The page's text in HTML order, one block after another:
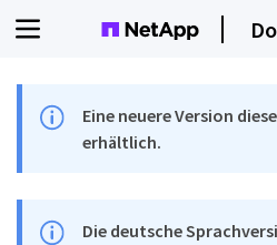
Eine neuere Version
erhältlich.
Die deutsche